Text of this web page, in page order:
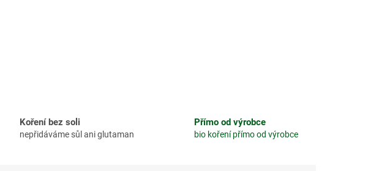
Koření bez soli
nepřidáváme sůl ani glutaman
Přímo od výrobce
bio koření přímo od výrobce